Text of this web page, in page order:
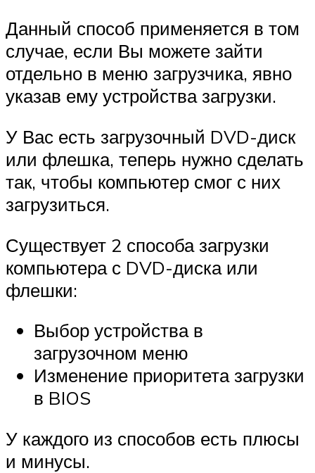
Данный способ применяется в том
случае, если Вы можете зайти
отдельно в меню загрузчика, явно
указав ему устройства загрузки.
У Вас есть загрузочный DVD-диск
или флешка, теперь нужно сделать
так, чтобы компьютер смог с них
загрузиться.
Существует 2 способа загрузки
компьютера с DVD-диска или
флешки:
Выбор устройства в
загрузочном меню
Изменение приоритета загрузки
в BIOS
У каждого из способов есть плюсы
и минусы.